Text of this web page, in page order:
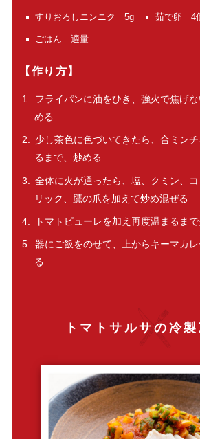
すりおろしニンニク 5g 茹で卵 4
ごはん 適量
【作り方】
フライパンに油をひき、強火で焦げ
める
少し茶色に色づいてきたら、合ミン
るまで、炒める
全体に火が通ったら、塩、クミン、
リック、鷹の爪を加えて炒め混ぜる
トマトピューレを加え再度温まるま
器にご飯をのせて、上からキーマカ
る
トマトサルサの冷